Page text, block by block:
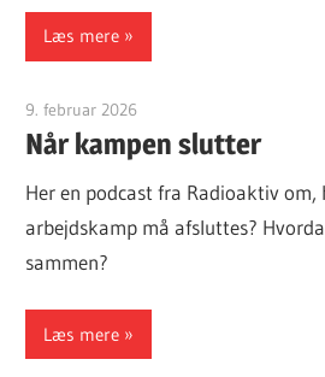
Læs mere
9. februar 2026
Når kampen slutter
Her en podcast fra Radioaktiv om,
arbejdskamp må afsluttes?
sammen?
Læs mere